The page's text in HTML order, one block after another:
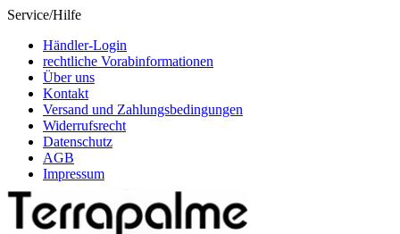
Service/Hilfe
Händler-Login
rechtliche Vorabinformationen
Über uns
Kontakt
Versand und Zahlungsbedingungen
Widerrufsrecht
Datenschutz
AGB
Impressum